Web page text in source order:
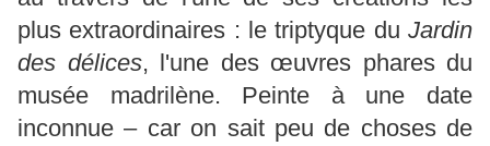
plus extraordinaires : le triptyque du Jardin
des délices, l'une des œuvres phares du
musée madrilène. Peinte à une date
inconnue – car on sait peu de choses de